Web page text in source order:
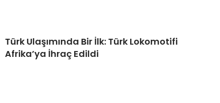
Türk Ulaşımında Bir İlk: Türk Lokomotifi
Afrika’ya İhraç Edildi